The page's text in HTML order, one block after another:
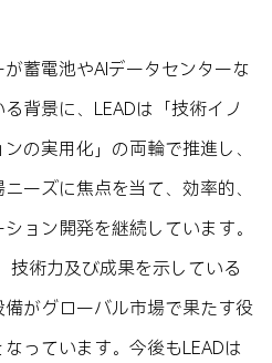
蓄電池やAIデータセンターな
背景に、LEADは「技術イノ
の実用化」の両輪で推進し、
ーズに焦点を当て、効率的、
ョン開発を継続しています。
技術力及び成果を示している
がグローバル市場で果たす役
っています。今後もLEADは